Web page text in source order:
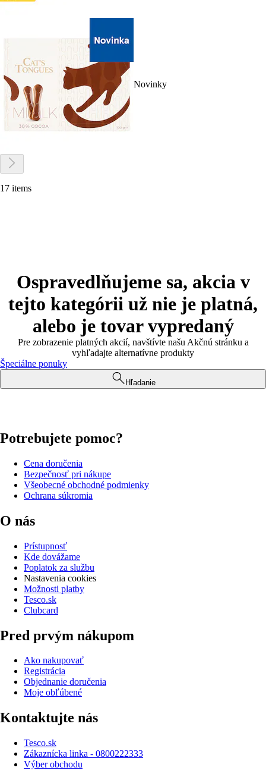
Novinky
17 items
Ospravedlňujeme sa, akcia v
tejto kategórii už nie je platná,
alebo je tovar vypredaný
Pre zobrazenie platných akcií, navštívte našu Akčnú stránku a
vyhľadajte alternatívne produkty
Špeciálne ponuky
Hľadanie
Potrebujete pomoc?
Cena doručenia
Bezpečnosť pri nákupe
Všeobecné obchodné podmienky
Ochrana súkromia
O nás
Prístupnosť
Kde dovážame
Poplatok za službu
Nastavenia cookies
Možnosti platby
Tesco.sk
Clubcard
Pred prvým nákupom
Ako nakupovať
Registrácia
Objednanie doručenia
Moje obľúbené
Kontaktujte nás
Tesco.sk
Zákaznícka linka - 0800222333
Výber obchodu